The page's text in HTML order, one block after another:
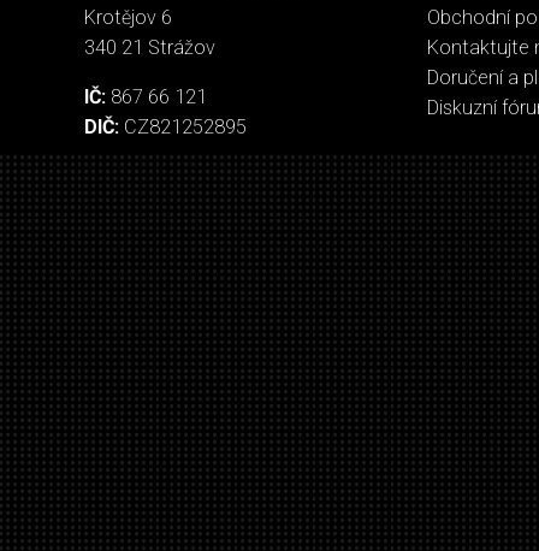
Krotějov 6
340 21 Strážov
IČ: 867 66 121
DIČ: CZ821252895
Obchodní
Kontaktujte
Doručení a
Diskuzní